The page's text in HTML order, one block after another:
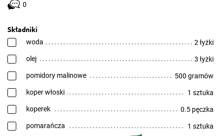
0
Składniki
woda 2 łyżki
olej 3 łyżki
pomidory malinowe 500 gramów
koper włoski 1 sztuka
koperek 0.5 pęczka
pomarańcza 1 sztuka